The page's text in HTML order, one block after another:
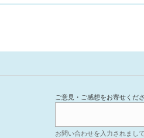
ご意見・ご感想をお寄せくだ
お問い合わせを入力されまし